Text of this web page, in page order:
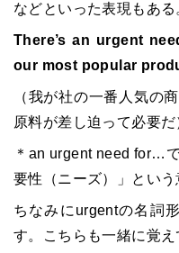
などといった表現もある
There’s an urgent
our most popular
（我が社の一番人気の
原料が差し迫って必要だ
＊an urgent need for…
要性（ニーズ）」という
ちなみにurgentの名詞
す。こちらも一緒に覚え